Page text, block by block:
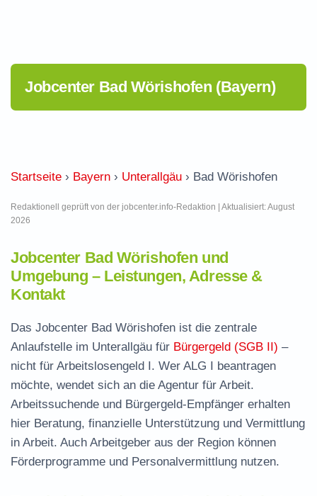
Jobcenter Bad Wörishofen (Bayern)
Startseite › Bayern › Unterallgäu › Bad Wörishofen
Redaktionell geprüft von der jobcenter.info-Redaktion | Aktualisiert: August
2026
Jobcenter Bad Wörishofen und
Umgebung – Leistungen, Adresse &
Kontakt
Das Jobcenter Bad Wörishofen ist die zentrale
Anlaufstelle im Unterallgäu für Bürgergeld (SGB II) –
nicht für Arbeitslosengeld I. Wer ALG I beantragen
möchte, wendet sich an die Agentur für Arbeit.
Arbeitssuchende und Bürgergeld-Empfänger erhalten
hier Beratung, finanzielle Unterstützung und Vermittlung
in Arbeit. Auch Arbeitgeber aus der Region können
Förderprogramme und Personalvermittlung nutzen.